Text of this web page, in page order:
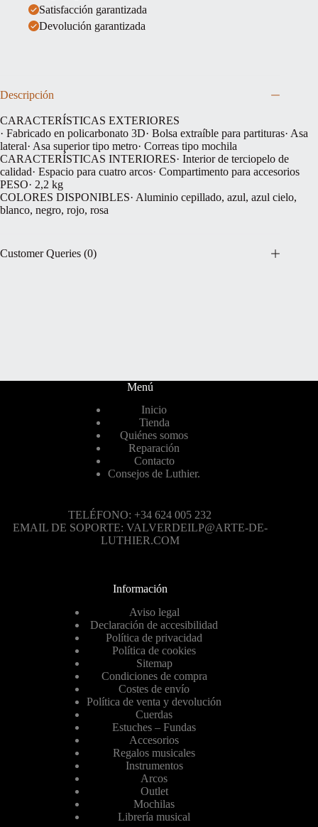
Satisfacción garantizada
Devolución garantizada
Descripción
CARACTERÍSTICAS EXTERIORES
· Fabricado en policarbonato 3D· Bolsa extraíble para partituras· Asa
lateral· Asa superior tipo metro· Correas tipo mochila
CARACTERÍSTICAS INTERIORES· Interior de terciopelo de
calidad· Espacio para cuatro arcos· Compartimento para accesorios
PESO· 2,2 kg
COLORES DISPONIBLES· Aluminio cepillado, azul, azul cielo,
blanco, negro, rojo, rosa
Customer Queries (0)
Menú
Inicio
Tienda
Quiénes somos
Reparación
Contacto
Consejos de Luthier.
TELÉFONO: +34 624 005 232
EMAIL DE SOPORTE: VALVERDEILP@ARTE-DE-
LUTHIER.COM
Información
Aviso legal
Declaración de accesibilidad
Política de privacidad
Política de cookies
Sitemap
Condiciones de compra
Costes de envío
Política de venta y devolución
Cuerdas
Estuches – Fundas
Accesorios
Regalos musicales
Instrumentos
Arcos
Outlet
Mochilas
Librería musical